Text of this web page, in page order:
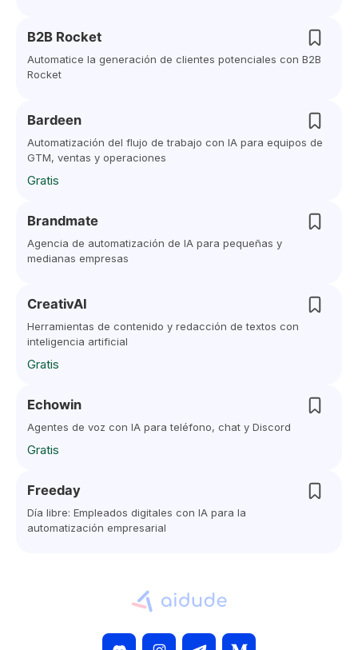
B2B Rocket
Automatice la generación de clientes potenciales con B2B
Rocket
Bardeen
Automatización del flujo de trabajo con IA para equipos de
GTM, ventas y operaciones
Gratis
Brandmate
Agencia de automatización de IA para pequeñas y
medianas empresas
CreativAI
Herramientas de contenido y redacción de textos con
inteligencia artificial
Gratis
Echowin
Agentes de voz con IA para teléfono, chat y Discord
Gratis
Freeday
Día libre: Empleados digitales con IA para la
automatización empresarial